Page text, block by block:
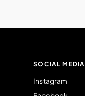
SOCIAL MEDIA
Instagram